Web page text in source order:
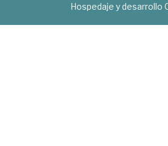
Hospedaje y desarrollo